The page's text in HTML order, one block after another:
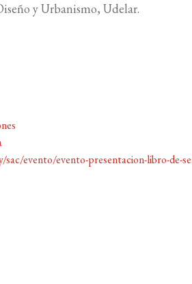
y Urbanismo, Udelar.
evento/evento-presentacion-libro-de-